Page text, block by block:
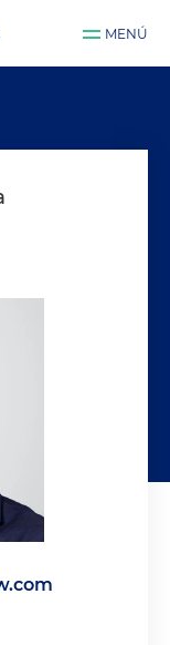
MENÚ